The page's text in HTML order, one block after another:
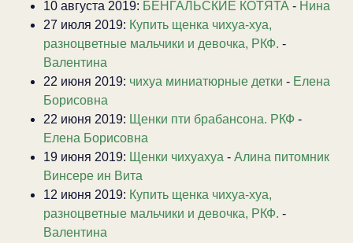
10 августа 2019: БЕНГАЛЬСКИЕ КОТЯТА - Нина
27 июля 2019: Купить щенка чихуа-хуа,
разноцветные мальчики и девочка, РКФ. -
Валентина
22 июня 2019: чихуа миниатюрные детки - Елена
Борисовна
22 июня 2019: Щенки пти брабансона. РКФ -
Елена Борисовна
19 июня 2019: Щенки чихуахуа - Алина питомник
Винсере ин Вита
12 июня 2019: Купить щенка чихуа-хуа,
разноцветные мальчики и девочка, РКФ. -
Валентина